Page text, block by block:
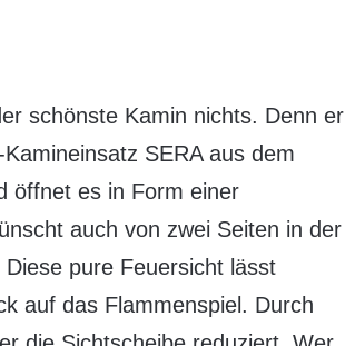
schönste Kamin nichts. Denn er
SERA aus dem
öffnet es in Form einer
auch von zwei Seiten in der
pure Feuersicht lässt
auf das Flammenspiel. Durch